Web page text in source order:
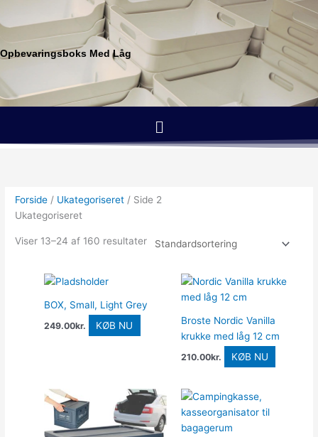
til
indholdet
Opbevaringsboks Med Låg
Menu
Forside / Ukategoriseret / Side 2
Ukategoriseret
Viser 13–24 af 160 resultater
BOX, Small, Light Grey
249.00kr. KØB NU
Broste Nordic Vanilla
krukke med låg 12 cm
210.00kr. KØB NU